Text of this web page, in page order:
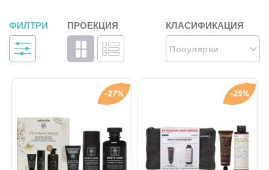
ФИЛТРИ ПРОЕКЦИЯ КЛАСИФИКАЦИЯ
Популярни
-27% -25%